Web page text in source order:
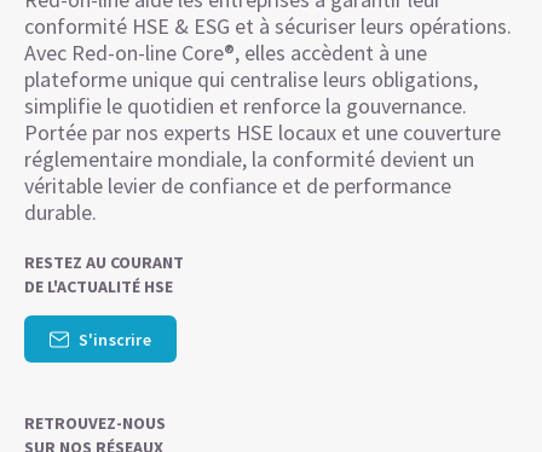
conformité HSE & ESG et à sécuriser leurs opérations.
Avec Red-on-line Core®, elles accèdent à une
plateforme unique qui centralise leurs obligations,
simplifie le quotidien et renforce la gouvernance.
Portée par nos experts HSE locaux et une couverture
réglementaire mondiale, la conformité devient un
véritable levier de confiance et de performance
durable.
RESTEZ AU COURANT
DE L'ACTUALITÉ HSE
S'inscrire
RETROUVEZ-NOUS
SUR NOS RÉSEAUX